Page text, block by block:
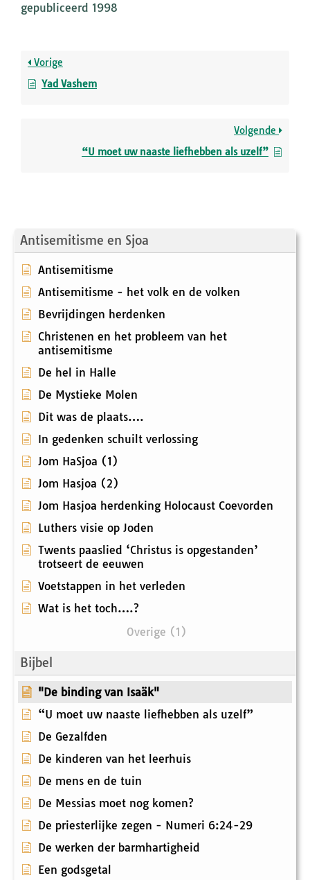
Antisemitisme en Sjoa
Antisemitisme
Antisemitisme - het volk en de volken
Bevrijdingen herdenken
Christenen en het probleem van het
antisemitisme
De hel in Halle
De Mystieke Molen
Dit was de plaats….
In gedenken schuilt verlossing
Jom HaSjoa (1)
Jom Hasjoa (2)
Jom Hasjoa herdenking Holocaust Coevorden
Luthers visie op Joden
Twents paaslied ‘Christus is opgestanden’
trotseert de eeuwen
Voetstappen in het verleden
Wat is het toch….?
Overige (1)
Bijbel
"De binding van Isaäk"
“U moet uw naaste liefhebben als uzelf”
De Gezalfden
De kinderen van het leerhuis
De mens en de tuin
De Messias moet nog komen?
De priesterlijke zegen - Numeri 6:24-29
De werken der barmhartigheid
Een godsgetal
gepubliceerd 1998
Vorige
Yad Vashem
Volgende
“U moet uw naaste liefhebben als uzelf”